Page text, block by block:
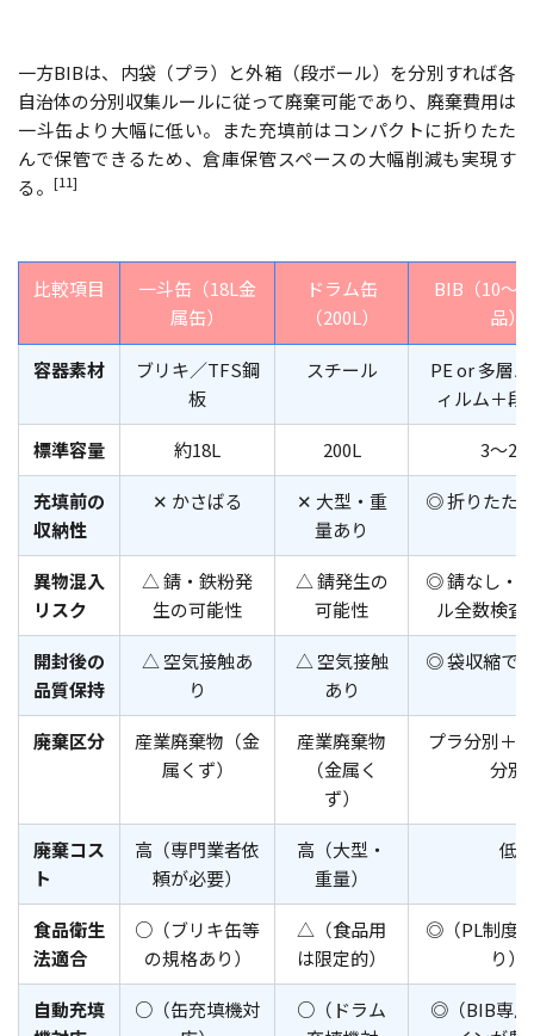
一方BIBは、内袋（プラ）と外箱（段ボール）を分別すれば各
自治体の分別収集ルールに従って廃棄可能であり、廃棄費用は
一斗缶より大幅に低い。また充填前はコンパクトに折りたた
んで保管できるため、倉庫保管スペースの大幅削減も実現す
る。 [11]
比較項目
一斗缶（18L金
属缶）
ドラム缶
（200L）
BIB（10〜
品）
容器素材
ブリキ／TFS鋼
板
スチール
PE or 多層
ィルム＋段
標準容量 約18L 200L 3〜
充填前の
収納性
✕ かさばる
✕ 大型・重
量あり
◎ 折りたた
異物混入
リスク
△ 錆・鉄粉発
生の可能性
△ 錆発生の
可能性
◎ 錆なし・
ル全数検査
開封後の
品質保持
△ 空気接触あ
り
△ 空気接触
あり
◎ 袋収縮で
廃棄区分
産業廃棄物（金
属くず）
産業廃棄物
（金属く
ず）
プラ分別＋
分別
廃棄コス
ト
高（専門業者依
頼が必要）
高（大型・
重量）
低
食品衛生
法適合
○（ブリキ缶等
の規格あり）
△（食品用
は限定的）
◎（PL制度
り）
自動充填
○（缶充填機対
○（ドラム
◎（BIB専